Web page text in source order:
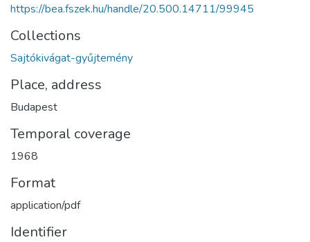
https://bea.fszek.hu/handle/20.500.14711/99945
Collections
Sajtókivágat-gyűjtemény
Place, address
Budapest
Temporal coverage
1968
Format
application/pdf
Identifier